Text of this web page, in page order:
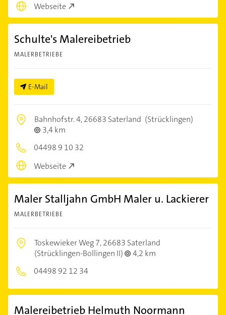
Webseite
Schulte's Malereibetrieb
MALERBETRIEBE
E-Mail
Bahnhofstr. 4,26683 Saterland (Strücklingen)
3,4 km
04498 9 10 32
Webseite
Maler Stalljahn GmbH Maler u. Lackierer
MALERBETRIEBE
Toskewieker Weg 7,26683 Saterland
(Strücklingen-Bollingen II)
4,2 km
04498 92 12 34
Malereibetrieb Helmuth Noormann